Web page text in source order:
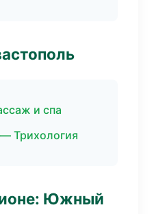
и спа
Трихология
Южный